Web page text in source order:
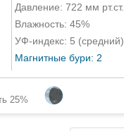
Давление: 722 мм рт.ст.
Влажность: 45%
УФ-индекс: 5 (средний)
Магнитные бури: 2
25%